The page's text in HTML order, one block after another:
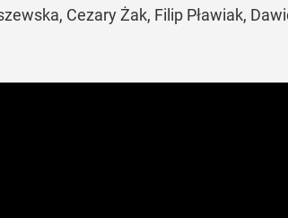
Cezary Żak, Filip Pławiak,